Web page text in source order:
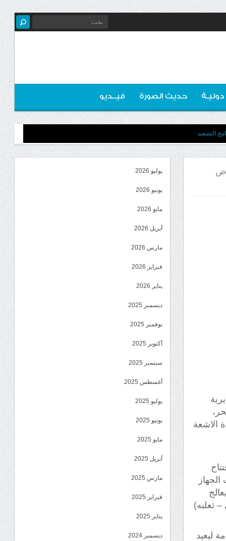
دوليـة حديث الصورة فيــديو
التصعيد
الاشعة
ثعلبه)
الخدمة ليعيد
يوليو 2026
يونيو 2026
مايو 2026
أبريل 2026
مارس 2026
فبراير 2026
يناير 2026
ديسمبر 2025
نوفمبر 2025
أكتوبر 2025
سبتمبر 2025
أغسطس 2025
يوليو 2025
يونيو 2025
مايو 2025
أبريل 2025
مارس 2025
فبراير 2025
يناير 2025
ديسمبر 2024